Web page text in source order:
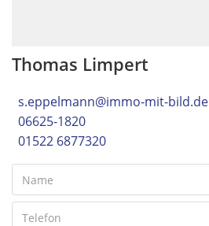
Thomas Limpert
s.eppelmann@immo-mit-bild.de
06625-1820
01522 6877320